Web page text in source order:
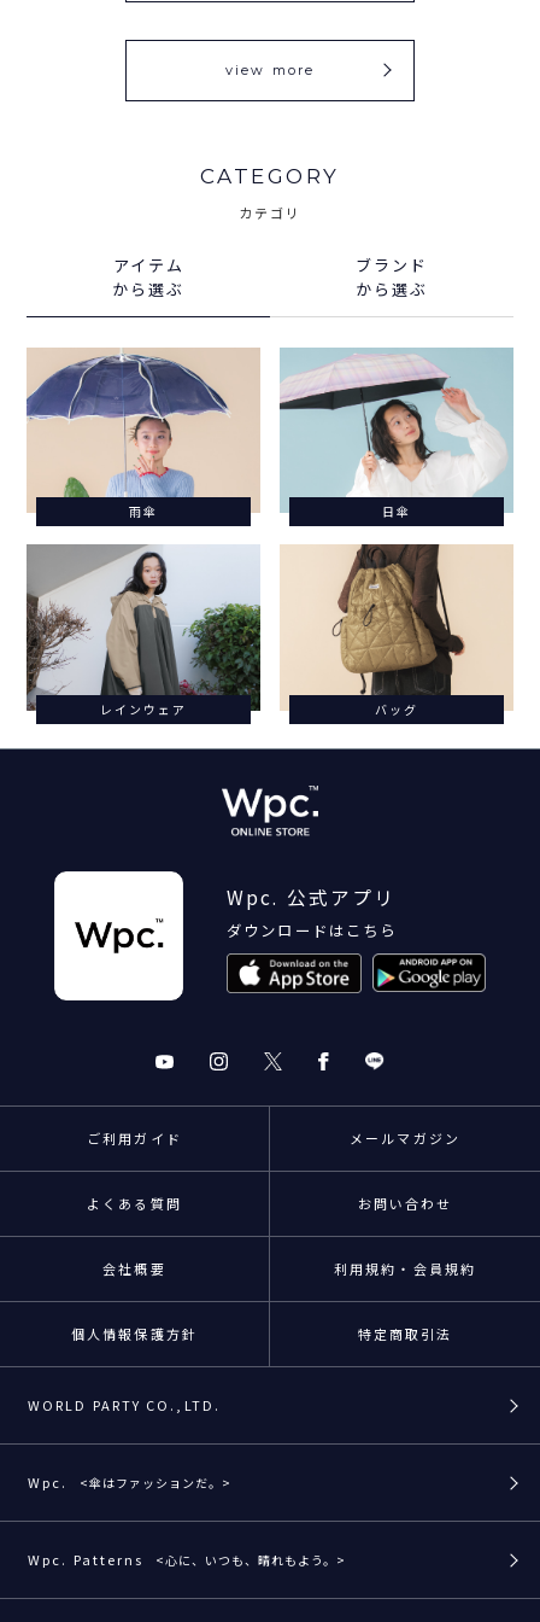
view more
CATEGORY
カテゴリ
アイテム
から選ぶ
ブランド
から選ぶ
雨傘 日傘
レインウェア バッグ
Wpc. 公式アプリ
ダウンロードはこちら
ご利用ガイド メールマガジン
よくある質問 お問い合わせ
会社概要 利用規約・会員規約
個人情報保護方針 特定商取引法
WORLD PARTY CO.,LTD.
Wpc. <傘はファッションだ。>
Wpc. Patterns <心に、いつも、晴れもよう。>